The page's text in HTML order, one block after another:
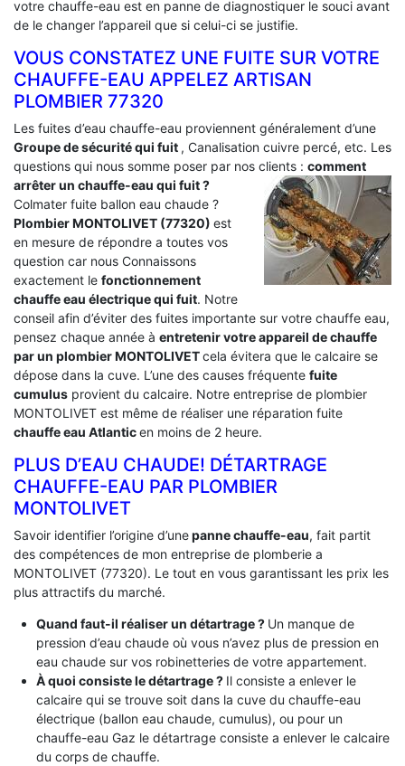
votre chauffe-eau est en panne de diagnostiquer le souci avant
de le changer l’appareil que si celui-ci se justifie.
VOUS CONSTATEZ UNE FUITE SUR VOTRE
CHAUFFE-EAU APPELEZ ARTISAN
PLOMBIER 77320
Les fuites d’eau chauffe-eau proviennent généralement d’une
Groupe de sécurité qui fuit , Canalisation cuivre percé, etc. Les
questions qui nous somme poser par nos clients : comment
arrêter un chauffe-eau qui fuit ?
Colmater fuite ballon eau chaude ?
Plombier MONTOLIVET (77320) est
en mesure de répondre a toutes vos
question car nous Connaissons
exactement le fonctionnement
chauffe eau électrique qui fuit. Notre
conseil afin d’éviter des fuites importante sur votre chauffe eau,
pensez chaque année à entretenir votre appareil de chauffe
par un plombier MONTOLIVETcela évitera que le calcaire se
dépose dans la cuve. L’une des causes fréquente fuite
cumulus provient du calcaire. Notre entreprise de plombier
MONTOLIVET est même de réaliser une réparation fuite
chauffe eau Atlanticen moins de 2 heure.
PLUS D’EAU CHAUDE! DÉTARTRAGE
CHAUFFE-EAU PAR PLOMBIER
MONTOLIVET
Savoir identifier l’origine d’unepanne chauffe-eau, fait partit
des compétences de mon entreprise de plomberie a
MONTOLIVET (77320). Le tout en vous garantissant les prix les
plus attractifs du marché.
Quand faut-il réaliser un détartrage ? Un manque de
pression d’eau chaude où vous n’avez plus de pression en
eau chaude sur vos robinetteries de votre appartement.
À quoi consiste le détartrage ? Il consiste a enlever le
calcaire qui se trouve soit dans la cuve du chauffe-eau
électrique (ballon eau chaude, cumulus), ou pour un
chauffe-eau Gaz le détartrage consiste a enlever le calcaire
du corps de chauffe.